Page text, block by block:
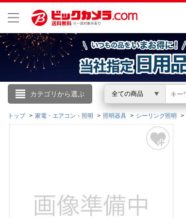
カテゴリから選ぶ 全ての商品
こんにちは
ログイン
閲覧履歴
トップ 家電・エアコン・照明 照明器具 シーリング照明